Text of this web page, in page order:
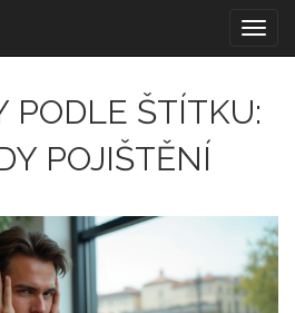
PODLE ŠTÍTKU:
POJIŠTĚNÍ